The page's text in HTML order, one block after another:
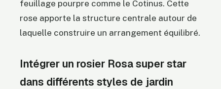
feuillage pourpre comme le Cotinus. Cette
rose apporte la structure centrale autour de
laquelle construire un arrangement équilibré.
Intégrer un rosier Rosa super star
dans différents styles de jardin